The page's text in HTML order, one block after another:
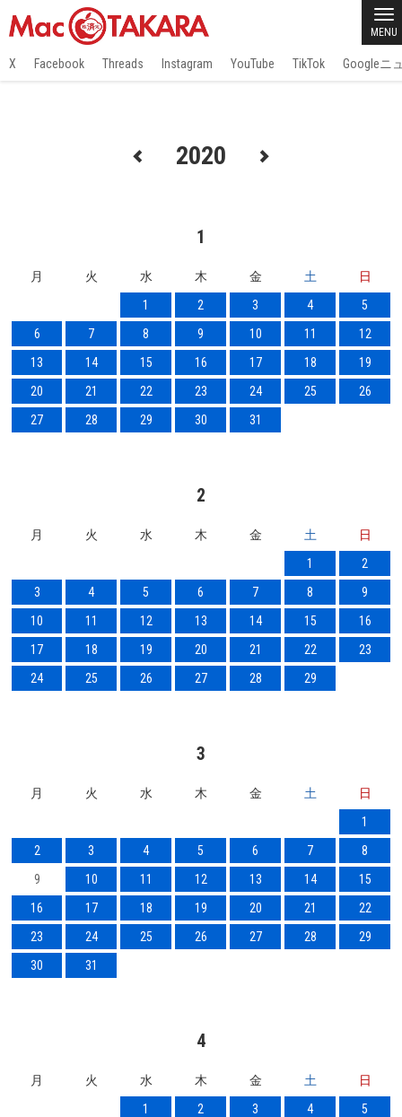
MENU
X Facebook Threads Instagram YouTube TikTok Googleニ
2020
1
月 火 水 木 金 土
日
1
2 3 4
5
6
7 8 9 10 11
12
13
14 15 16 17 18
19
20
21 22 23 24 25
26
27
28 29 30 31
2
月 火 水 木 金 土
日
1
2
3
4 5 6 7 8
9
10
11 12 13 14 15
16
17
18 19 20 21 22
23
24
25 26 27 28 29
3
月 火 水 木 金 土
日
1
2
3 4 5 6 7
8
9
10 11 12 13 14
15
16
17 18 19 20 21
22
23
24 25 26 27 28
29
30
31
4
月 火 水 木 金 土
日
1
2 3 4
5